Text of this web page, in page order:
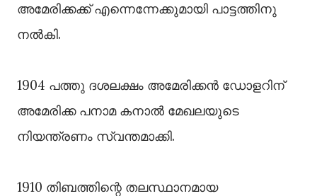
അമേരിക്കക്ക് എന്നെന്നേക്കുമായി പാട്ടത്തിനു
നൽകി.
1904 പത്തു ദശലക്ഷം അമേരിക്കൻ ഡോളറിന്‌
അമേരിക്ക പനാമ കനാൽ മേഖലയുടെ
നിയന്ത്രണം സ്വന്തമാക്കി.
1910 തിബത്തിന്റെ തലസ്ഥാനമായ